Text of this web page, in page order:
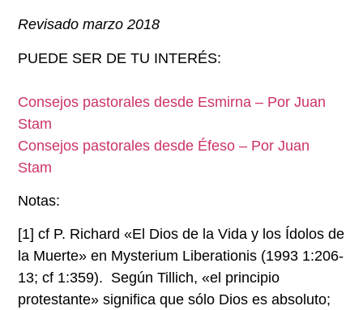
Revisado marzo 2018
PUEDE SER DE TU INTERÉS:
Consejos pastorales desde Esmirna – Por Juan
Stam
Consejos pastorales desde Éfeso – Por Juan
Stam
Notas:
[1] cf P. Richard «El Dios de la Vida y los Ídolos de
la Muerte» en Mysterium Liberationis (1993 1:206-
13; cf 1:359). Según Tillich, «el principio
protestante» significa que sólo Dios es absoluto;